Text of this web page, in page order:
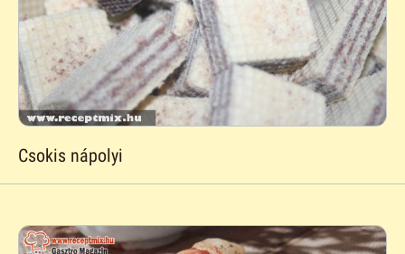
Csokis nápolyi